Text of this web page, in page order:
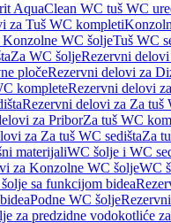
AquaClean WC tuš WC
za Tuš WC kompleti
WC šoljeTuš WC
Za WC šoljeRezervni
pločeRezervni delovi za
kompleteRezervni delovi
Rezervni delovi za Za tuš
za PriborZa tuš WC
za Za tuš WC sedištaZa
materijaliWC šolje i WC
za Konzolne WC šoljeWC
sa funkcijom bidea
Podne WC šolje
za predzidne vodokotliće za